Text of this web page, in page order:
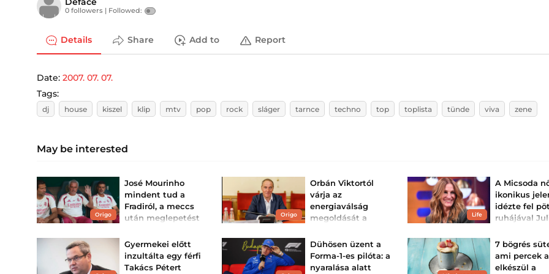
0 followers | Followed:
Details Share Add to Report
Date: 2007. 07. 07.
Tags:
dj house kiszel klip mtv pop rock sláger tarnce techno top toplista tünde viva zene
May be interested
Origo
José Mourinho
mindent tud a
Fradiról, a meccs
után meglepetést
A Real Madrid 2-1-re verte
a Ferencvárost barátságos
mérkőzésen.
Origo
Orbán Viktortól
várja az
energiaválság
megoldását a
saját követői is
kinevették
Borics Mihályt és Szimon
Renátát is emlékeztették
Life
A Micsoda
ikonikus
idézte fel
ruhájával
Wardnak
Vivian Wardnak
unokahúga,
Roberts esküvőjén.
Gyermekei előtt
inzultálta egy férfi
Takács Pétert
Dühösen üzent a
Forma-1-es pilóta: a
nyaralása alatt
7 bögrés
ami percek
elkészül a